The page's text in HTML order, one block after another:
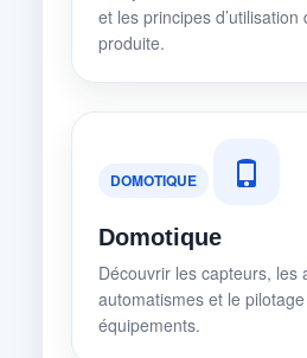
et les principes d’utilisation
produite.
DOMOTIQUE
Domotique
Découvrir les capteurs, les
automatismes et le
équipements.